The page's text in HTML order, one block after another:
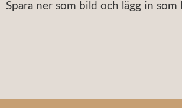
Spara ner som bild och lägg in som